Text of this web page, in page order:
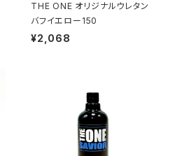
THE ONE オリジナルウレタン
バフイエロー150
¥2,068